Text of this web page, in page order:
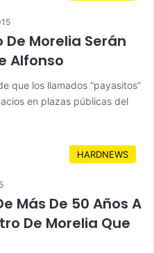
Morelia Serán
Alfonso
que los llamados “payasitos”
en plazas públicas del
HARDNEWS
Más De 50 Años A
De Morelia Que